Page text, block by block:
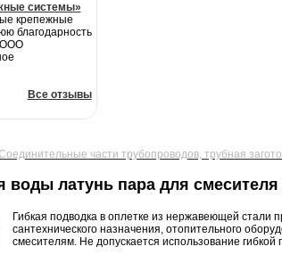
системы»
крепежные
благодарность
ООО
Все отзывы
части трубопроводов, трубная
воды латунь пара для
Гибкая подводка в оплетке из нержавеющей стали
сантехнического назначения, отопительного
смесителям. Не допускается использование